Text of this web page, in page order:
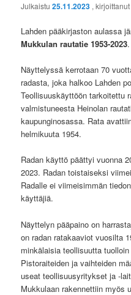
Julkaistu25.11.2023 ,
Lahden pääkirjaston aulassa
Mukkulan rautatie 1953-2023.
Näyttelyssä kerrotaan 70
radasta, joka halkoo Lahden
Teollisuuskäyttöön tarkoitettu
valmistuneesta Heinolan
kaupunginosassa. Rata
helmikuuta 1954.
Radan käyttö päättyi vuonna
2023. Radan toistaiseksi
Radalle ei viimeisimmän
käyttäjiä.
Näyttelyn pääpaino on
on radan ratakaaviot vuosilta
minkälaisia teollisuutta
Pistoraiteiden ja vaihteiden
useat teollisuusyritykset ja -
Mukkulaan rakennettiin myös